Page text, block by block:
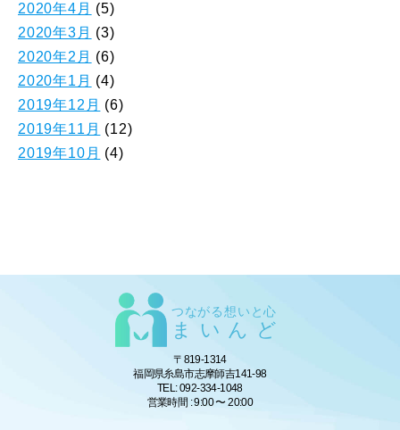
2020年4月 (5)
2020年3月 (3)
2020年2月 (6)
2020年1月 (4)
2019年12月 (6)
2019年11月 (12)
2019年10月 (4)
つながる想いと心
まいんど
〒819-1314
福岡県糸島市志摩師吉141-98
TEL: 092-334-1048
営業時間 : 9:00 〜 20:00